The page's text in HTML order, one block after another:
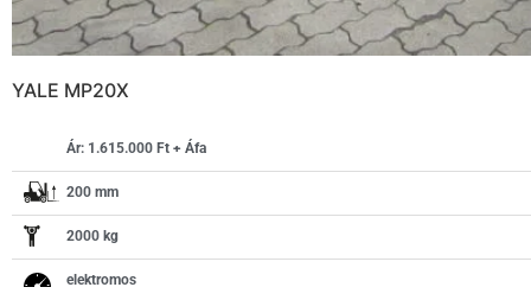
YALE MP20X
Ár: 1.615.000 Ft + Áfa
200 mm
2000 kg
elektromos